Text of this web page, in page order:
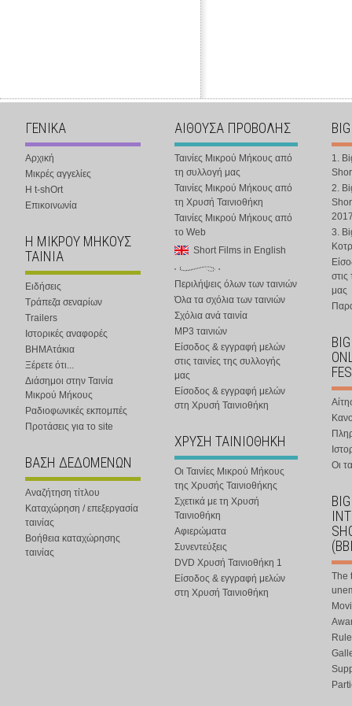
ΓΕΝΙΚΑ
Αρχική
Μικρές αγγελίες
Η t-shOrt
Επικοινωνία
Η ΜΙΚΡΟΥ ΜΗΚΟΥΣ
ΤΑΙΝΙΑ
Ειδήσεις
Τράπεζα σεναρίων
Trailers
Ιστορικές αναφορές
ΒΗΜΑτάκια
Ξέρετε ότι...
Διάσημοι στην Ταινία
Μικρού Μήκους
Ραδιοφωνικές εκπομπές
Προτάσεις για το site
ΒΑΣΗ ΔΕΔΟΜΕΝΩΝ
Αναζήτηση τίτλου
Καταχώρηση / επεξεργασία
ταινίας
Βοήθεια καταχώρησης
ταινίας
ΑΙΘΟΥΣΑ ΠΡΟΒΟΛΗΣ
Ταινίες Μικρού Μήκους από
τη συλλογή μας
Ταινίες Μικρού Μήκους από
τη Χρυσή Ταινιοθήκη
Ταινίες Μικρού Μήκους από
το Web
Short Films in English
Περιλήψεις όλων των ταινιών
Όλα τα σχόλια των ταινιών
Σχόλια ανά ταινία
MP3 ταινιών
Είσοδος & εγγραφή μελών
στις ταινίες της συλλογής
μας
Είσοδος & εγγραφή μελών
στη Χρυσή Ταινιοθήκη
ΧΡΥΣΗ ΤΑΙΝΙΟΘΗΚΗ
Οι Ταινίες Μικρού Μήκους
της Χρυσής Ταινιοθήκης
Σχετικά με τη Χρυσή
Ταινιοθήκη
Αφιερώματα
Συνεντεύξεις
DVD Χρυσή Ταινιοθήκη 1
Είσοδος & εγγραφή μελών
στη Χρυσή Ταινιοθήκη
1.
2.
3.
στις
μας
Οι
The